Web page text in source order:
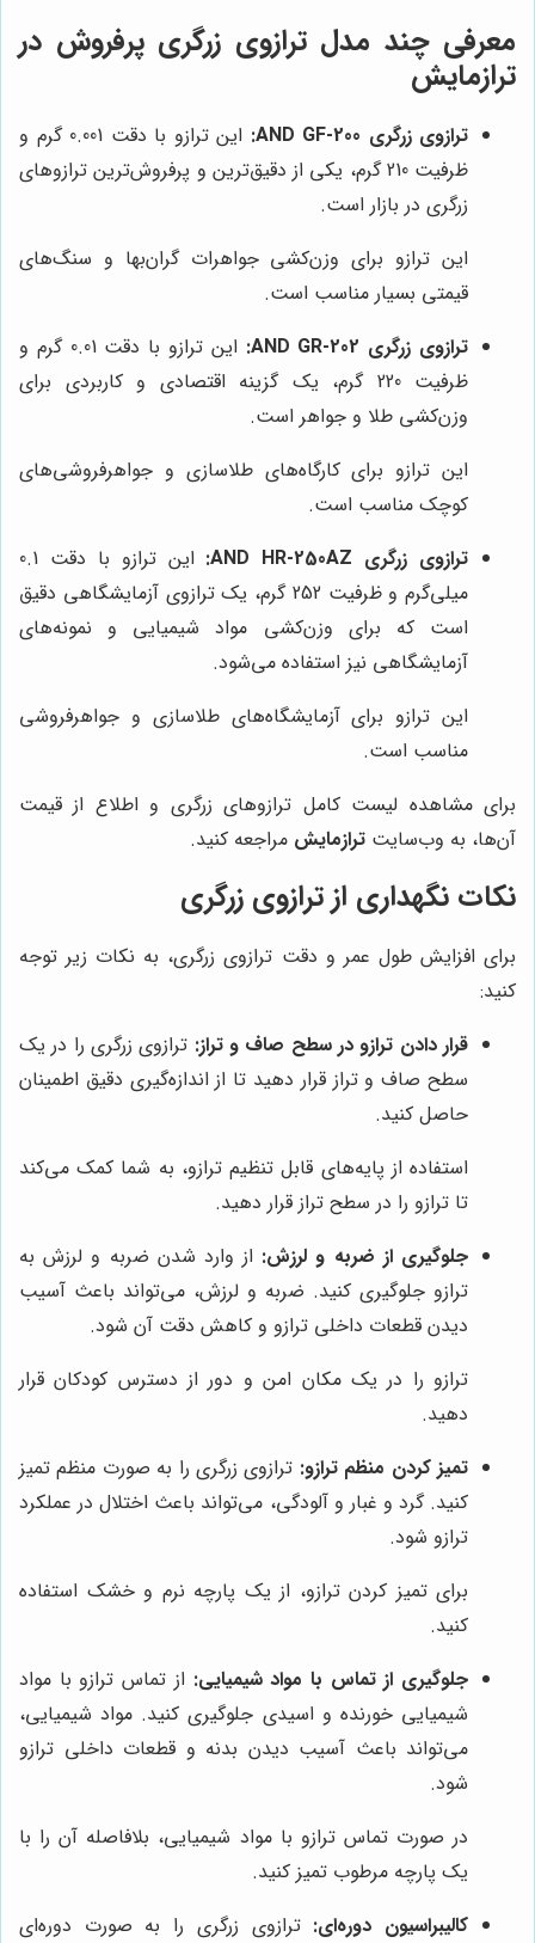
معرفی چند مدل ترازوی زرگری پرفروش در
ترازمایش
ترازوی زرگری AND GF-200:
این ترازو با دقت 0.001 گرم و
ظرفیت 210 گرم، یکی از دقیق‌ترین و پرفروش‌ترین ترازوهای
زرگری در بازار است.
این ترازو برای وزن‌کشی جواهرات گران‌بها و سنگ‌های
قیمتی بسیار مناسب است.
ترازوی زرگری AND GR-202:
این ترازو با دقت 0.01 گرم و
ظرفیت 220 گرم، یک گزینه اقتصادی و کاربردی برای
وزن‌کشی طلا و جواهر است.
این ترازو برای کارگاه‌های طلاسازی و جواهرفروشی‌های
کوچک مناسب است.
ترازوی زرگری AND HR-250AZ:
این ترازو با دقت 0.1
میلی‌گرم و ظرفیت 252 گرم، یک ترازوی آزمایشگاهی دقیق
است که برای وزن‌کشی مواد شیمیایی و نمونه‌های
آزمایشگاهی نیز استفاده می‌شود.
این ترازو برای آزمایشگاه‌های طلاسازی و جواهرفروشی
مناسب است.
برای مشاهده لیست کامل ترازوهای زرگری و اطلاع از قیمت
آن‌ها، به وب‌سایت ترازمایش مراجعه کنید.
نکات نگهداری از ترازوی زرگری
برای افزایش طول عمر و دقت ترازوی زرگری، به نکات زیر توجه
کنید:
قرار دادن ترازو در سطح صاف و تراز: ترازوی زرگری را در یک
سطح صاف و تراز قرار دهید تا از اندازه‌گیری دقیق اطمینان
حاصل کنید.
استفاده از پایه‌های قابل تنظیم ترازو، به شما کمک می‌کند
تا ترازو را در سطح تراز قرار دهید.
جلوگیری از ضربه و لرزش: از وارد شدن ضربه و لرزش به
ترازو جلوگیری کنید. ضربه و لرزش، می‌تواند باعث آسیب
دیدن قطعات داخلی ترازو و کاهش دقت آن شود.
ترازو را در یک مکان امن و دور از دسترس کودکان قرار
دهید.
تمیز کردن منظم ترازو: ترازوی زرگری را به صورت منظم تمیز
کنید. گرد و غبار و آلودگی، می‌تواند باعث اختلال در عملکرد
ترازو شود.
برای تمیز کردن ترازو، از یک پارچه نرم و خشک استفاده
کنید.
جلوگیری از تماس با مواد شیمیایی: از تماس ترازو با مواد
شیمیایی خورنده و اسیدی جلوگیری کنید. مواد شیمیایی،
می‌تواند باعث آسیب دیدن بدنه و قطعات داخلی ترازو
شود.
در صورت تماس ترازو با مواد شیمیایی، بلافاصله آن را با
یک پارچه مرطوب تمیز کنید.
کالیبراسیون دوره‌ای: ترازوی زرگری را به صورت دوره‌ای